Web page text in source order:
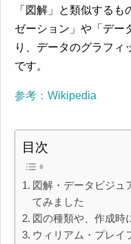
「図解」と類似する
ゼーション」や「デー
り、データのグラフィ
です。
参考：Wikipedia
目次
図解・データビジュ
てみました
図の種類や、作成時
ウィリアム・プレイ